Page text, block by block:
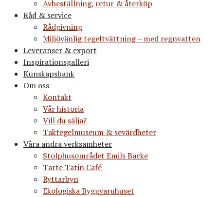
Avbeställning, retur & återköp
Råd & service
Rådgivning
Miljövänlig tegeltvättning – med regnvatten
Leveranser & export
Inspirationsgalleri
Kunskapsbank
Om oss
Kontakt
Vår historia
Vill du sälja?
Taktegelmuseum & sevärdheter
Våra andra verksamheter
Stolphusområdet Emils Backe
Tarte Tatin Café
Ryttarbyn
Ekologiska Byggvaruhuset